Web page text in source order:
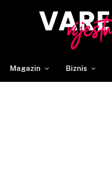
Magazin Biznis